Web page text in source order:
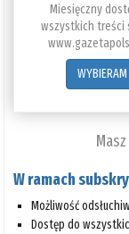
Miesięczny
wszystkich treści
WYBIERAM
W ramach
Możliwość
Dostęp do